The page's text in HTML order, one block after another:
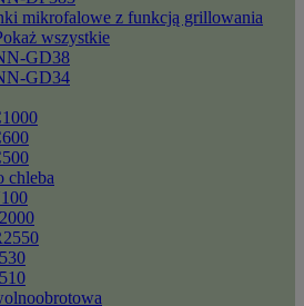
mikrofalowe z funkcją grillowania
wszystkie
GD38
GD34
chleba